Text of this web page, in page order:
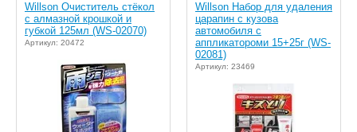
Willson Очиститель стёкол
с алмазной крошкой и
губкой 125мл (WS-02070)
Артикул: 20472
Willson Набор для удаления
царапин с кузова
автомобиля с
аппликатороми 15+25г (WS-
02081)
Артикул: 23469